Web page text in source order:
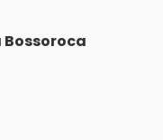
Bossoroca